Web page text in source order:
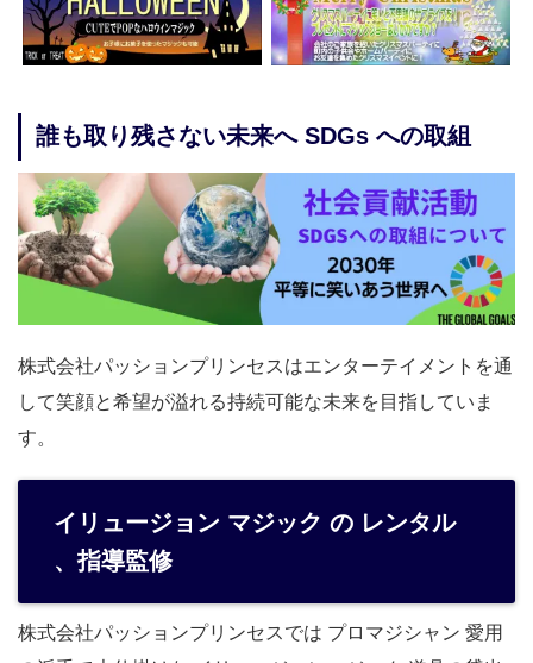
誰も取り残さない未来へ SDGs への取組
株式会社パッションプリンセスはエンターテイメントを通
して笑顔と希望が溢れる持続可能な未来を目指していま
す。
イリュージョン マジック の レンタル
、指導監修
株式会社パッションプリンセスでは プロマジシャン 愛用